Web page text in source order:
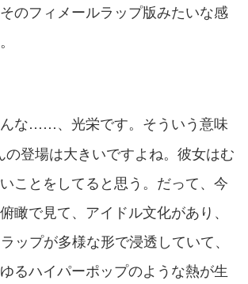
のフィメールラップ版みたいな感
な……、光栄です。そういう意味
の登場は大きいですよね。彼女はむ
ことをしてると思う。だって、今
瞰で見て、アイドル文化があり、
ップが多様な形で浸透していて、
るハイパーポップのような熱が生